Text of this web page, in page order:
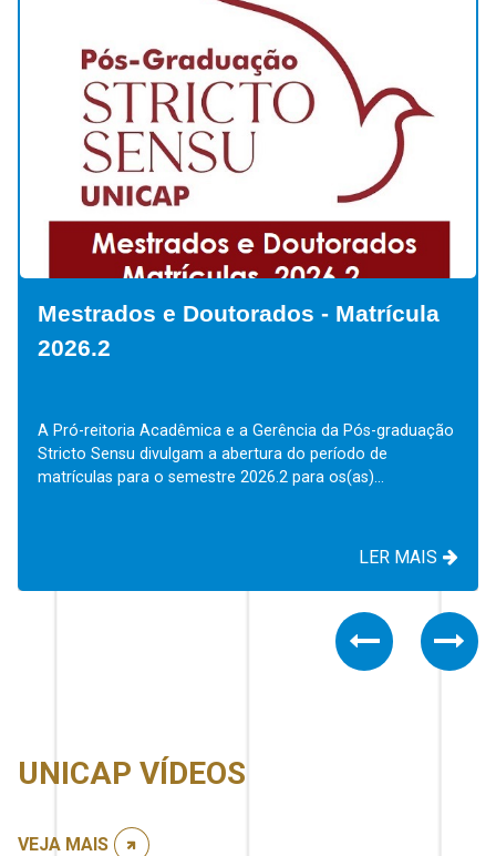
- Matrícula
da Pós-graduação
período de
os(as)...
Mestrados e Doutorados
Aluno Especial e Aluno Ouvinte Aluno
Ouvinte é aquele aluno que não está
Programa de Mestrado/Doutorado e
Previous
UNICAP VÍDEOS
VEJA MAIS